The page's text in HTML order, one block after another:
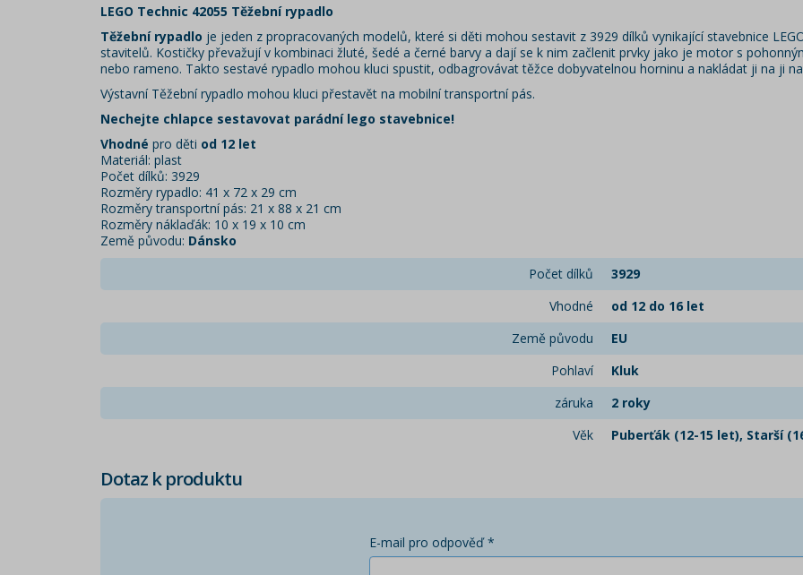
LEGO Technic 42055 Těžební rypadlo
Těžební rypadlo je jeden z propracovaných modelů, které si děti mohou sestavit z 3929 dílků vynikající stavebnice
stavitelů. Kostičky převažují v kombinaci žluté, šedé a černé barvy a dají se k nim začlenit prvky jako je motor s
nebo rameno. Takto sestavé rypadlo mohou kluci spustit, odbagrovávat těžce dobyvatelnou horninu a nakládat ji na ji
Výstavní Těžební rypadlo mohou kluci přestavět na mobilní transportní pás.
Nechejte chlapce sestavovat parádní lego stavebnice!
Vhodné pro děti od 12 let
Materiál: plast
Počet dílků: 3929
Rozměry rypadlo: 41 x 72 x 29 cm
Rozměry transportní pás: 21 x 88 x 21 cm
Rozměry náklaďák: 10 x 19 x 10 cm
Země původu: Dánsko
Počet dílků
3929
Vhodné
od 12 do 16 let
Země původu
EU
Pohlaví
Kluk
záruka
2 roky
Věk
Puberťák (12-15 let), Starší
Dotaz k produktu
E-mail pro odpověď *